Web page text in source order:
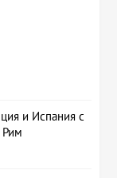
и Испания с
Рим